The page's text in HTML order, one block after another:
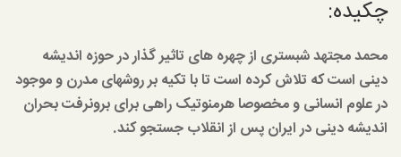
چکیده:
محمد مجتهد شبستری از چهره های تاثیر گذار در حوزه اندیشه
دینی است که تلاش کرده است تا با تکیه بر روش­های مدرن و موجود
در علوم انسانی و مخصوصا هرمنوتیک راهی برای برون­رفت بحران
اندیشه دینی در ایران پس از انقلاب جستجو کند.